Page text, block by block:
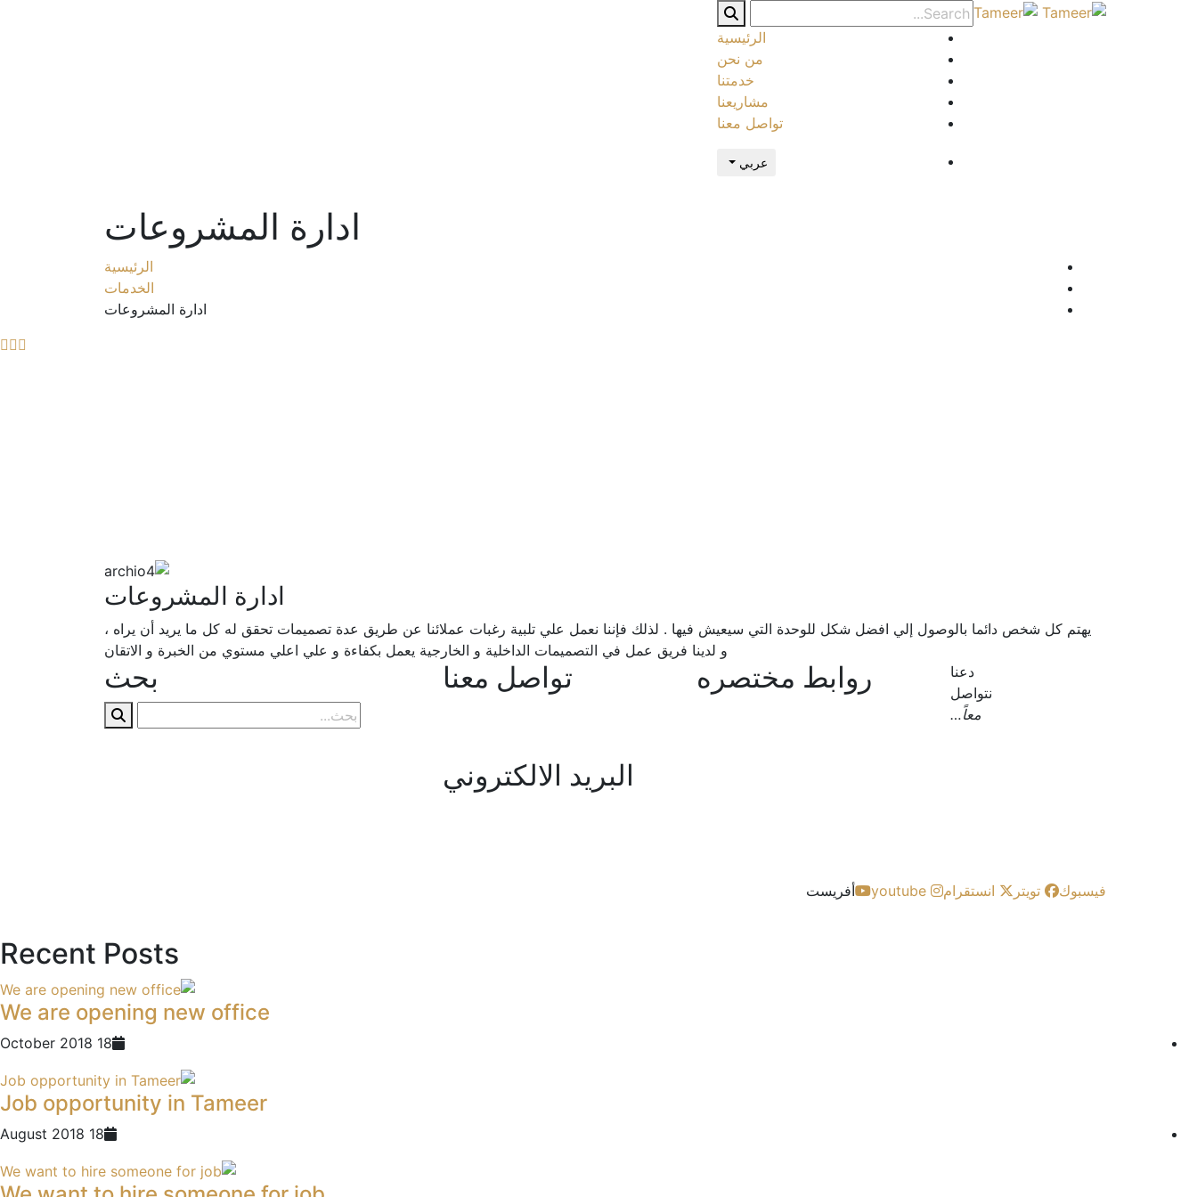
الرئيسية
من نحن
خدمتنا
مشاريعنا
تواصل معنا
عربي
ادارة المشروعات
الرئيسية
الخدمات
ادارة المشروعات
ادارة المشروعات
يهتم كل شخص دائما بالوصول إلي افضل شكل للوحدة التي سيعيش فيها . لذلك فإننا نعمل علي تلبية رغبات عملائنا عن طريق عدة تصميمات تحقق له كل ما يريد أن يراه ،
و لدينا فريق عمل في التصميمات الداخلية و الخارجية يعمل بكفاءة و علي اعلي مستوي من الخبرة و الاتقان
دعنا
نتواصل
معاً…
روابط مختصره تواصل معنا
البريد الالكتروني
بحث
فيسبوك تويتر انستقرام youtube أفريست
Recent Posts
We are opening new office
18 October 2018
Job opportunity in Tameer
18 August 2018